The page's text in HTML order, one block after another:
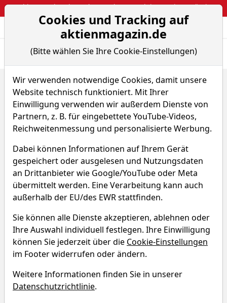
Webinar: So kassierst du trotzdem attraktive Optionsprämien
Aktien- und
Home Aktien Nextpower Inc Peer-Group Vergleiche
Nextpower Aktie
Watchlist NXT WKN A3D5CW
im Vergleich
Vergleichen Sie Fundamentaldaten von Unternehmen
aus dem "Technology" Sektor, der "Solar" Branche und
Unsere Anlagetrends werden redaktionell gepflegt. Sie
Cookies und Tracking auf
aktienmagazin.de
(Bitte wählen Sie Ihre Cookie-Einstellungen)
Wir verwenden notwendige Cookies, damit unsere
Website technisch funktioniert. Mit Ihrer
Einwilligung verwenden wir außerdem Dienste von
Partnern, z. B. für eingebettete YouTube-Videos,
Reichweitenmessung und personalisierte Werbung.
Dabei können Informationen auf Ihrem Gerät
gespeichert oder ausgelesen und Nutzungsdaten
an Drittanbieter wie Google/YouTube oder Meta
übermittelt werden. Eine Verarbeitung kann auch
außerhalb der EU/des EWR stattfinden.
Sie können alle Dienste akzeptieren, ablehnen oder
Ihre Auswahl individuell festlegen. Ihre Einwilligung
können Sie jederzeit über die Cookie-Einstellungen
im Footer widerrufen oder ändern.
Weitere Informationen finden Sie in unserer
Datenschutzrichtlinie.